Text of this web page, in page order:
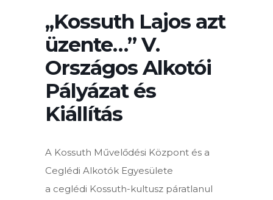
,,Kossuth Lajos azt
üzente…” V.
Országos Alkotói
Pályázat és
Kiállítás
A Kossuth Művelődési Központ és a
Ceglédi Alkotók Egyesülete
a ceglédi Kossuth-kultusz páratlanul